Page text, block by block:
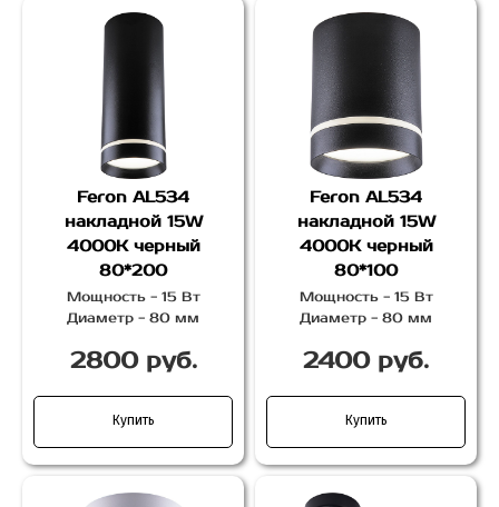
Feron AL534
накладной 15W
4000K черный
80*200
Мощность - 15 Вт
Диаметр - 80 мм
2800 руб.
Купить
Feron AL534
накладной 15W
4000K черный
80*100
Мощность - 15 Вт
Диаметр - 80 мм
2400 руб.
Купить